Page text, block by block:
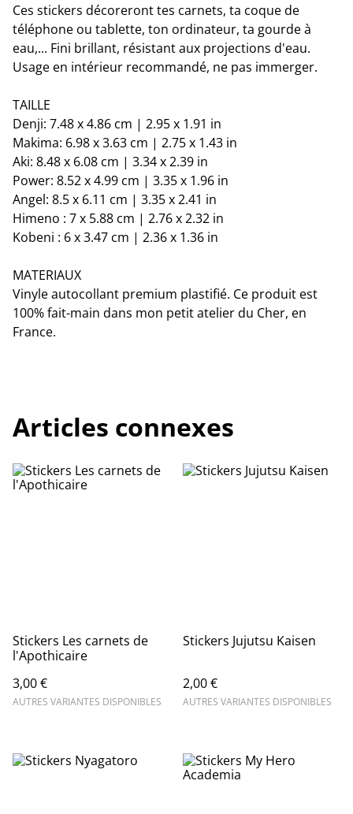
Ces stickers décoreront tes carnets, ta coque de
téléphone ou tablette, ton ordinateur, ta gourde à
eau,... Fini brillant, résistant aux projections d'eau.
Usage en intérieur recommandé, ne pas immerger.
TAILLE
Denji: 7.48 x 4.86 cm | 2.95 x 1.91 in
Makima: 6.98 x 3.63 cm | 2.75 x 1.43 in
Aki: 8.48 x 6.08 cm | 3.34 x 2.39 in
Power: 8.52 x 4.99 cm | 3.35 x 1.96 in
Angel: 8.5 x 6.11 cm | 3.35 x 2.41 in
Himeno : 7 x 5.88 cm | 2.76 x 2.32 in
Kobeni : 6 x 3.47 cm | 2.36 x 1.36 in
MATERIAUX
Vinyle autocollant premium plastifié. Ce produit est
100% fait-main dans mon petit atelier du Cher, en
France.
Articles connexes
Stickers Les carnets de
l'Apothicaire
3,00 €
AUTRES VARIANTES DISPONIBLES
Stickers Jujutsu Kaisen
2,00 €
AUTRES VARIANTES DISPONIBLES